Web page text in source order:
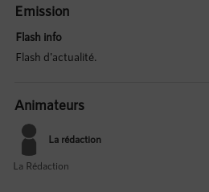
Emission
Flash info
Flash d'actualité.
Animateurs
La rédaction
La Rédaction